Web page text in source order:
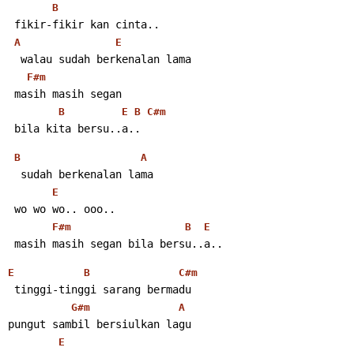
B
fikir-fikir kan cinta..
A E
  walau sudah berkenalan lama
F#m
masih masih segan
B E B C#m
bila kita bersu..a..
B A
  sudah berkenalan lama
E
wo wo wo.. ooo..
F#m B E
masih masih segan bila bersu..a..
E B C#m
tinggi-tinggi sarang bermadu
G#m A
pungut sambil bersiulkan lagu
E